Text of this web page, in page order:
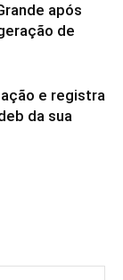
após
de
e registra
da sua